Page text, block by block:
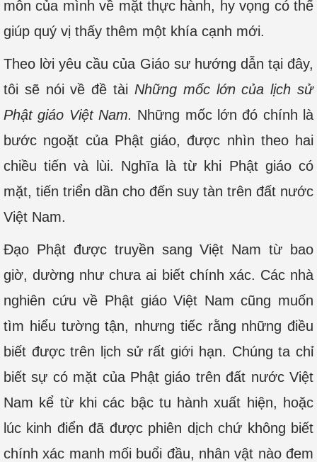
môn của mình về mặt thực hành, hy vọng có thể
giúp quý vị thấy thêm một khía cạnh mới.
Theo lời yêu cầu của Giáo sư hướng dẫn tại đây,
tôi sẽ nói về đề tài Những mốc lớn của lịch sử
Phật giáo Việt Nam. Những mốc lớn đó chính là
bước ngoặt của Phật giáo, được nhìn theo hai
chiều tiến và lùi. Nghĩa là từ khi Phật giáo có
mặt, tiến triển dần cho đến suy tàn trên đất nước
Việt Nam.
Đạo Phật được truyền sang Việt Nam từ bao
giờ, dường như chưa ai biết chính xác. Các nhà
nghiên cứu về Phật giáo Việt Nam cũng muốn
tìm hiểu tường tận, nhưng tiếc rằng những điều
biết được trên lịch sử rất giới hạn. Chúng ta chỉ
biết sự có mặt của Phật giáo trên đất nước Việt
Nam kể từ khi các bậc tu hành xuất hiện, hoặc
lúc kinh điển đã được phiên dịch chứ không biết
chính xác manh mối buổi đầu, nhân vật nào đem